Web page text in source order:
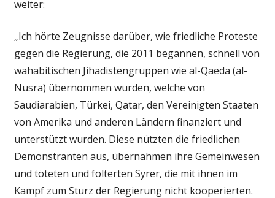
weiter:
„Ich hörte Zeugnisse darüber, wie friedliche Proteste
gegen die Regierung, die 2011 begannen, schnell von
wahabitischen Jihadistengruppen wie al-Qaeda (al-
Nusra) übernommen wurden, welche von
Saudiarabien, Türkei, Qatar, den Vereinigten Staaten
von Amerika und anderen Ländern finanziert und
unterstützt wurden. Diese nützten die friedlichen
Demonstranten aus, übernahmen ihre Gemeinwesen
und töteten und folterten Syrer, die mit ihnen im
Kampf zum Sturz der Regierung nicht kooperierten.